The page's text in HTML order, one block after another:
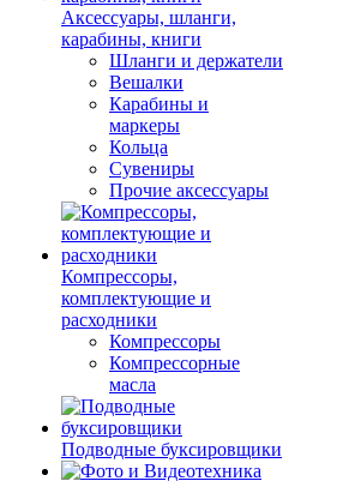
Аксессуары, шланги,
карабины, книги
Шланги и держатели
Вешалки
Карабины и
маркеры
Кольца
Сувениры
Прочие аксессуары
Компрессоры,
комплектующие и
расходники
Компрессоры
Компрессорные
масла
Подводные буксировщики